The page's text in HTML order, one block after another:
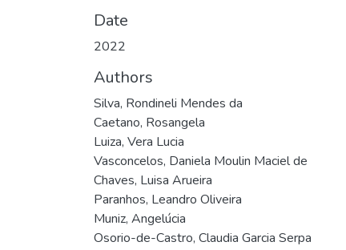
Date
2022
Authors
Silva, Rondineli Mendes da
Caetano, Rosangela
Luiza, Vera Lucia
Vasconcelos, Daniela Moulin Maciel de
Chaves, Luisa Arueira
Paranhos, Leandro Oliveira
Muniz, Angelúcia
Osorio-de-Castro, Claudia Garcia Serpa